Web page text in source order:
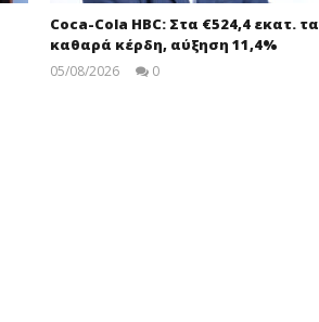
Coca-Cola HBC: Στα €524,4 εκατ. τα
καθαρά κέρδη, αύξηση 11,4%
05/08/2026
0